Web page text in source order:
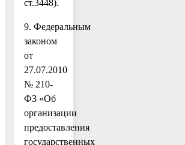
ст.3448).
9. Федеральным
законом
от
27.07.2010
№ 210-
ФЗ «Об
организации
предоставления
государственных